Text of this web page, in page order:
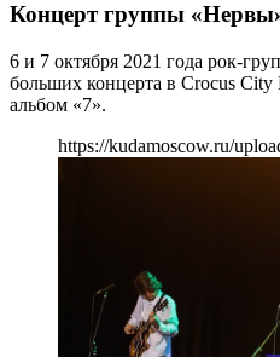
Концерт группы
6 и 7 октября 2021 года рок-
больших концерта в Crocus City
альбом «7».
https://kudamoscow.ru/